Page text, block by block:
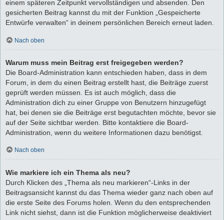
einem späteren Zeitpunkt vervollständigen und absenden. Den
gesicherten Beitrag kannst du mit der Funktion „Gespeicherte
Entwürfe verwalten“ in deinem persönlichen Bereich erneut laden.
Nach oben
Warum muss mein Beitrag erst freigegeben werden?
Die Board-Administration kann entschieden haben, dass in dem
Forum, in dem du einen Beitrag erstellt hast, die Beiträge zuerst
geprüft werden müssen. Es ist auch möglich, dass die
Administration dich zu einer Gruppe von Benutzern hinzugefügt
hat, bei denen sie die Beiträge erst begutachten möchte, bevor sie
auf der Seite sichtbar werden. Bitte kontaktiere die Board-
Administration, wenn du weitere Informationen dazu benötigst.
Nach oben
Wie markiere ich ein Thema als neu?
Durch Klicken des „Thema als neu markieren“-Links in der
Beitragsansicht kannst du das Thema wieder ganz nach oben auf
die erste Seite des Forums holen. Wenn du den entsprechenden
Link nicht siehst, dann ist die Funktion möglicherweise deaktiviert